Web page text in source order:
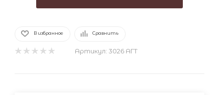
В избранное Сравнить
Артикул: 3026 АГТ